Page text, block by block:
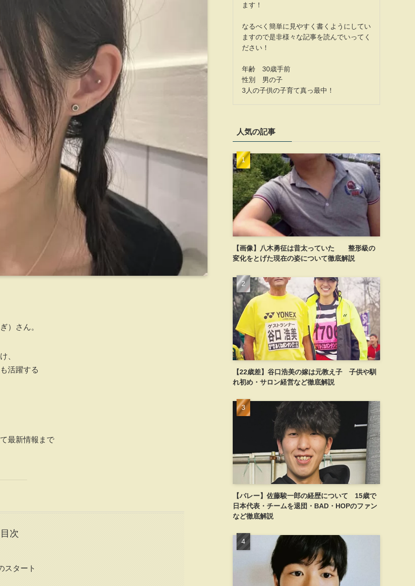
）さん。
、
活躍する
最新情報まで
目次
スタート
ます！
なるべく簡単に見やすく書くようにしてい
ますので是非様々な記事を読んでいってく
ださい！
年齢 30歳手前
性別 男の子
3人の子供の子育て真っ最中！
人気の記事
【画像】八木勇征は昔太っていた 整形級の
変化をとげた現在の姿について徹底解説
【22歳差】谷口浩美の嫁は元教え子 子供や馴
れ初め・サロン経営など徹底解説
【バレー】佐藤駿一郎の経歴について 15歳で
日本代表・チームを退団・BAD・HOPのファン
など徹底解説